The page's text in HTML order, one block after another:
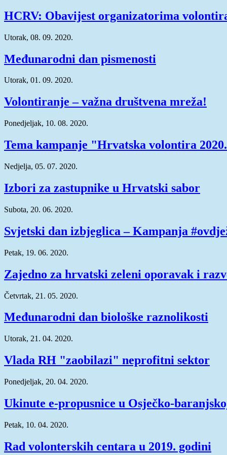
HCRV: Obavijest organizatorima
Utorak, 08. 09. 2020.
Međunarodni dan pismenosti
Utorak, 01. 09. 2020.
Volontiranje – važna društvena mreža!
Ponedjeljak, 10. 08. 2020.
Tema kampanje "Hrvatska volontira
Nedjelja, 05. 07. 2020.
Izbori za zastupnike u Hrvatski sabor
Subota, 20. 06. 2020.
Svjetski dan izbjeglica – Kampanja
Petak, 19. 06. 2020.
Zajedno za hrvatski zeleni oporavak i
Četvrtak, 21. 05. 2020.
Međunarodni dan biološke raznolikosti
Utorak, 21. 04. 2020.
Vlada RH "zaobilazi" neprofitni sektor
Ponedjeljak, 20. 04. 2020.
Ukinute e-propusnice u Osječko-
Petak, 10. 04. 2020.
Rad volonterskih centara u 2019. godini